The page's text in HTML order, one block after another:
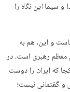
سیما این نگاه را
و این، هم به
معظم رهبری است. در
که ایران را دوست
و گفتمانی نیست؛